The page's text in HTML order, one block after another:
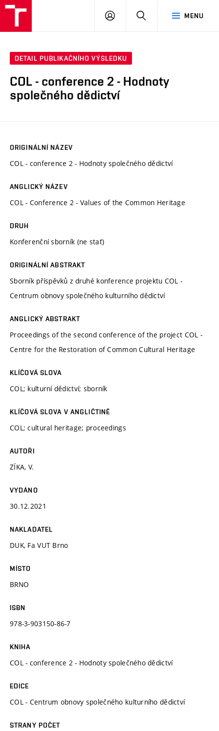
MENU
PŘIHLÁSIT
DETAIL PUBLIKAČNÍHO VÝSLEDKU
COL - conference 2 - Hodnoty
společného dědictví
ORIGINÁLNÍ NÁZEV
COL - conference 2 - Hodnoty společného dědictví
ANGLICKÝ NÁZEV
COL - Conference 2 - Values of the Common Heritage
DRUH
Konferenční sborník (ne stať)
ORIGINÁLNÍ ABSTRAKT
Sborník příspěvků z druhé konference projektu COL -
Centrum obnovy společného kulturního dědictví
ANGLICKÝ ABSTRAKT
Proceedings of the second conference of the project COL -
Centre for the Restoration of Common Cultural Heritage
KLÍČOVÁ SLOVA
COL; kulturní dědictví; sborník
KLÍČOVÁ SLOVA V ANGLIČTINĚ
COL; cultural heritage; proceedings
AUTOŘI
ZÍKA, V.
VYDÁNO
30.12.2021
NAKLADATEL
DUK, Fa VUT Brno
MÍSTO
BRNO
ISBN
978-3-903150-86-7
KNIHA
COL - conference 2 - Hodnoty společného dědictví
EDICE
COL - Centrum obnovy společného kulturního dědictví
STRANY POČET